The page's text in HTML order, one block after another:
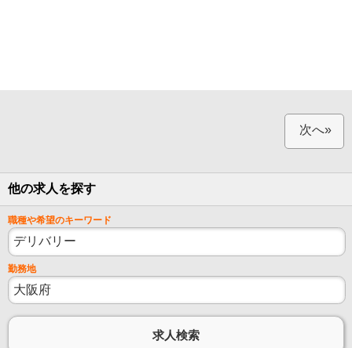
次へ»
他の求人を探す
職種や希望のキーワード
勤務地